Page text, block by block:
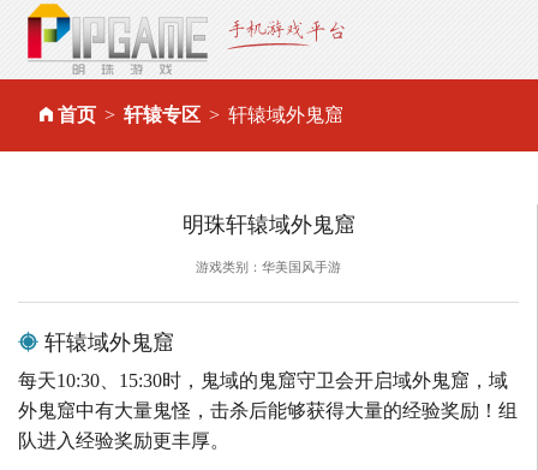
首页 轩辕专区 轩辕域外鬼窟
明珠轩辕域外鬼窟
游戏类别：华美国风手游
轩辕域外鬼窟
每天10:30、15:30时，鬼域的鬼窟守卫会开启域外鬼窟，域
外鬼窟中有大量鬼怪，击杀后能够获得大量的经验奖励！组
队进入经验奖励更丰厚。